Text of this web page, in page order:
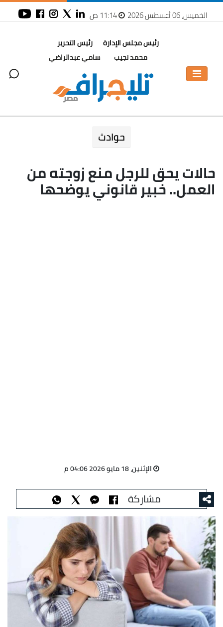
الخميس، 06 أغسطس 2026 11:14 ص
رئيس مجلس الإدارة
محمد نجيب
رئيس التحرير
سامي عبدالراضي
حوادث
حالات يحق للرجل منع زوجته من
العمل.. خبير قانوني يوضحها
الإثنين، 18 مايو 2026 04:06 م
مشاركة